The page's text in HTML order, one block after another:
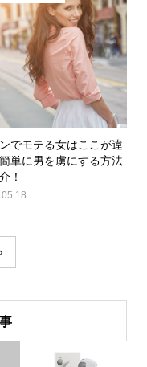
でモテる女はここが違
単に男を虜にする方法
！